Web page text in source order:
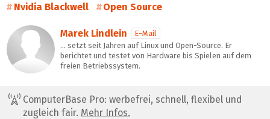
Nvidia Blackwell
Open Source
Marek Lindlein
E-Mail
… setzt seit Jahren auf Linux und Open-Source. Er
berichtet und testet von Hardware bis Spielen auf dem
freien Betriebssystem.
ComputerBase Pro: werbefrei, schnell, flexibel und
zugleich fair. Mehr Infos.